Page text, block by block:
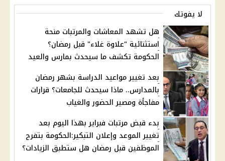
لا يفوتك
هل تشهد المعاشات والمرتبات منحة
استثنائية "علاوة غلاء" قبل رمضان؟
الحكومة تكشف ما سيحدث بمارس والعيد
بعد تغيير مواعيد الدراسة بشهر رمضان
بالمدارس.. ماذا سيحدث للجامعات؟ قرارات
مفاجأة ومصير الحضور والغياب
بدء قبض مرتبات فبراير بهذا اليوم بعد
تغيير الموعد وإعلان التبكير:الحكومة بتفرح
الموظفين قبل رمضان هل ستطبق الزيادات؟